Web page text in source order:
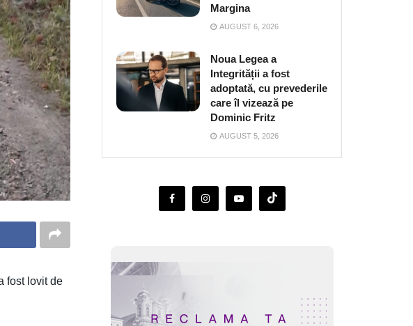
fost lovit de
Margina
AUGUST 6, 2026
Noua Legea a
Integrității a fost
adoptată, cu prevederile
care îl vizează pe
Dominic Fritz
AUGUST 5, 2026